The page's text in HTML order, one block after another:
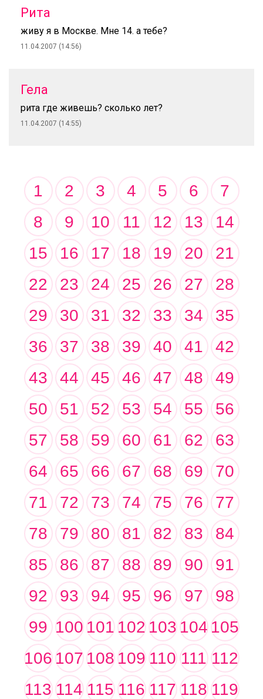
Рита
живу я в Москве. Мне 14. а тебе?
11.04.2007 (14:56)
Гела
рита где живешь? сколько лет?
11.04.2007 (14:55)
1 2 3 4 5 6
7
8
9 10 11 12 13
14
15
16 17 18 19 20
21
22
23 24 25 26 27
28
29
30 31 32 33 34
35
36
37 38 39 40 41
42
43
44 45 46 47 48
49
50
51 52 53 54 55
56
57
58 59 60 61 62
63
64
65 66 67 68 69
70
71
72 73 74 75 76
77
78
79 80 81 82 83
84
85
86 87 88 89 90
91
92
93 94 95 96 97
98
99 100101102103104105
106107108109110 111 112
113 114 115 116 117 118 119